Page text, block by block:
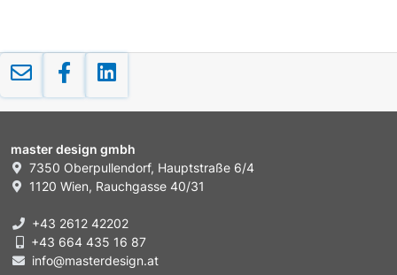
master design gmbh
7350 Oberpullendorf, Hauptstraße 6/4
1120 Wien, Rauchgasse 40/31
+43 2612 42202
+43 664 435 16 87
info@masterdesign.at